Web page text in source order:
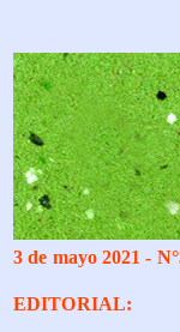
3 de mayo 2021 -
EDITORIAL: